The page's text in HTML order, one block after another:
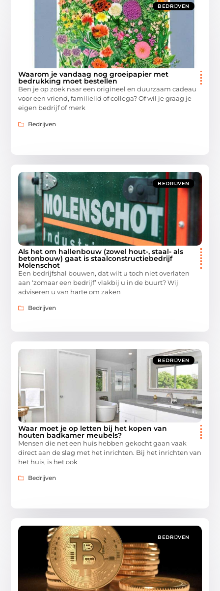
BEDRIJVEN
Waarom je vandaag nog groeipapier met
bedrukking moet bestellen
Ben je op zoek naar een origineel en duurzaam cadeau
voor een vriend, familielid of collega? Of wil je graag je
eigen bedrijf of merk
Bedrijven
BEDRIJVEN
Als het om hallenbouw (zowel hout-, staal- als
betonbouw) gaat is staalconstructiebedrijf
Molenschot
Een bedrijfshal bouwen, dat wilt u toch niet overlaten
aan ‘zomaar een bedrijf’ vlakbij u in de buurt? Wij
adviseren u van harte om zaken
Bedrijven
BEDRIJVEN
Waar moet je op letten bij het kopen van
houten badkamer meubels?
Mensen die net een huis hebben gekocht gaan vaak
direct aan de slag met het inrichten. Bij het inrichten van
het huis, is het ook
Bedrijven
BEDRIJVEN